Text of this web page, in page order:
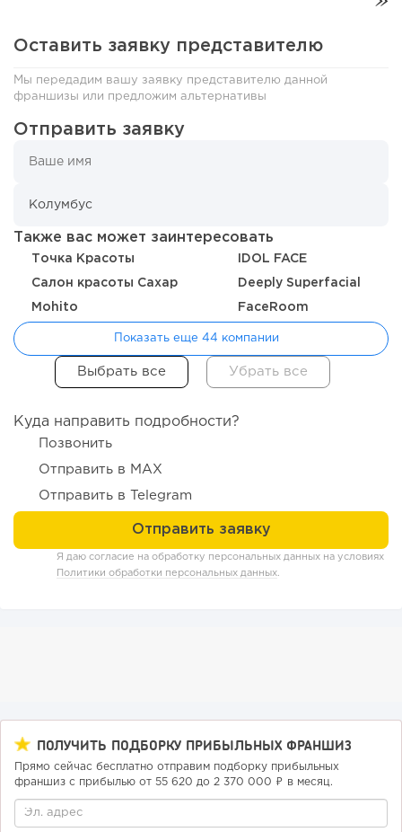
Отзыв SSL-сертификатов у банков: как это влияет на
120
интернет-магазине...
Конференции августа 2026: лучшие мероприятия месяца
для бизнеса,...
Оставить заявку представителю
Мы передадим вашу заявку представителю данной
франшизы или предложим альтернативы
Отправить заявку
Также вас может заинтересовать
Точка Красоты IDOL FACE
Салон красоты Сахар Deeply Superfacial
Mohito FaceRoom
Показать еще 44 компании
Куда направить подробности?
Позвонить
Отправить в MAX
Отправить в Telegram
Я даю согласие на обработку персональных данных на условиях
Политики обработки персональных данных
ПОЛУЧИТЬ ПОДБОРКУ ПРИБЫЛЬНЫХ ФРАНШИЗ
Прямо сейчас бесплатно отправим подборку прибыльных
франшиз с прибылью от 55 620 до 2 370 000 ₽ в месяц.